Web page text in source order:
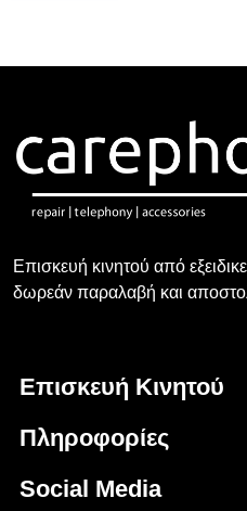
Επισκευή κινητού από
δωρεάν παραλαβή και
Επισκευή Κινητού
Πληροφορίες
Social Media